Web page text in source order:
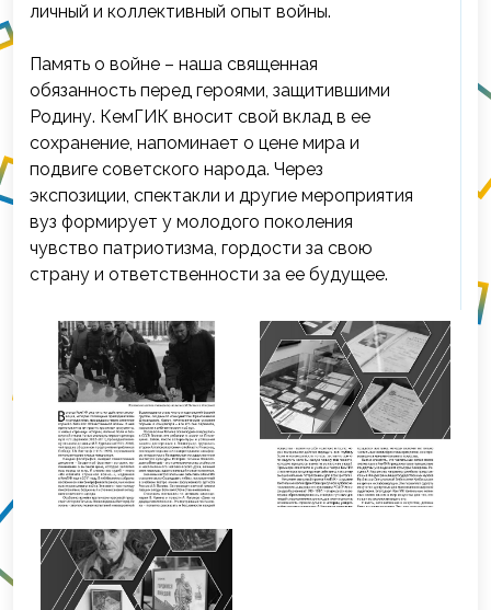
личный и коллективный опыт войны.
Память о войне – наша священная
обязанность перед героями, защитившими
Родину. КемГИК вносит свой вклад в ее
сохранение, напоминает о цене мира и
подвиге советского народа. Через
экспозиции, спектакли и другие мероприятия
вуз формирует у молодого поколения
чувство патриотизма, гордости за свою
страну и ответственности за ее будущее.